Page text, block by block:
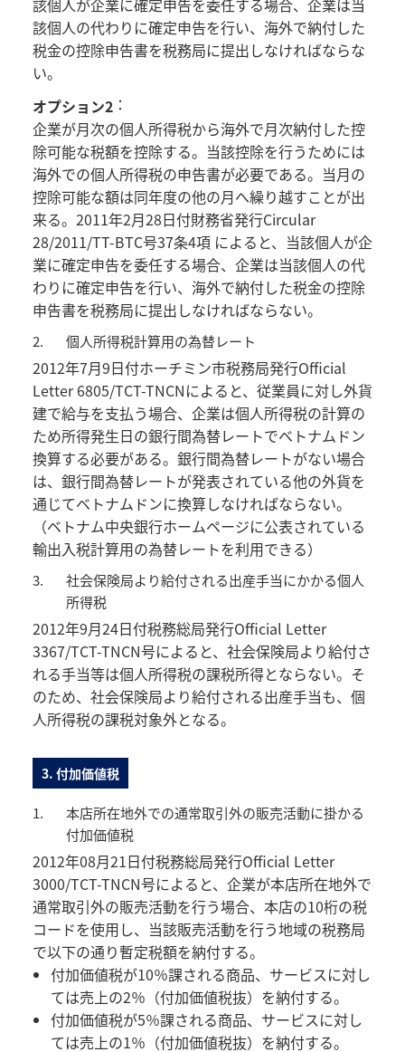
該個人が企業に確定申告を委任する場合、企業は当
該個人の代わりに確定申告を行い、海外で納付した
税金の控除申告書を税務局に提出しなければならな
い。
オプション2 ：
企業が月次の個人所得税から海外で月次納付した控
除可能な税額を控除する。当該控除を行うためには
海外での個人所得税の申告書が必要である。当月の
控除可能な額は同年度の他の月へ繰り越すことが出
来る。2011年2月28日付財務省発行Circular
28/2011/TT-BTC号37条4項 によると、当該個人が企
業に確定申告を委任する場合、企業は当該個人の代
わりに確定申告を行い、海外で納付した税金の控除
申告書を税務局に提出しなければならない。
2. 個人所得税計算用の為替レート
2012年7月9日付ホーチミン市税務局発行Official
Letter 6805/TCT-TNCNによると、従業員に対し外貨
建で給与を支払う場合、企業は個人所得税の計算の
ため所得発生日の銀行間為替レートでベトナムドン
換算する必要がある。銀行間為替レートがない場合
は、銀行間為替レートが発表されている他の外貨を
通じてベトナムドンに換算しなければならない。
（ベトナム中央銀行ホームページに公表されている
輸出入税計算用の為替レートを利用できる）
3.
社会保険局より給付される出産手当にかかる個人
所得税
2012年9月24日付税務総局発行Official Letter
3367/TCT-TNCN号によると、社会保険局より給付さ
れる手当等は個人所得税の課税所得とならない。そ
のため、社会保険局より給付される出産手当も、個
人所得税の課税対象外となる。
3. 付加価値税
1.
本店所在地外での通常取引外の販売活動に掛かる
付加価値税
2012年08月21日付税務総局発行Official Letter
3000/TCT-TNCN号によると、企業が本店所在地外で
通常取引外の販売活動を行う場合、本店の10桁の税
コードを使用し、当該販売活動を行う地域の税務局
で以下の通り暫定税額を納付する。
付加価値税が10％課される商品、サービスに対し
ては売上の2％（付加価値税抜）を納付する。
付加価値税が5％課される商品、サービスに対し
ては売上の1％（付加価値税抜）を納付する。